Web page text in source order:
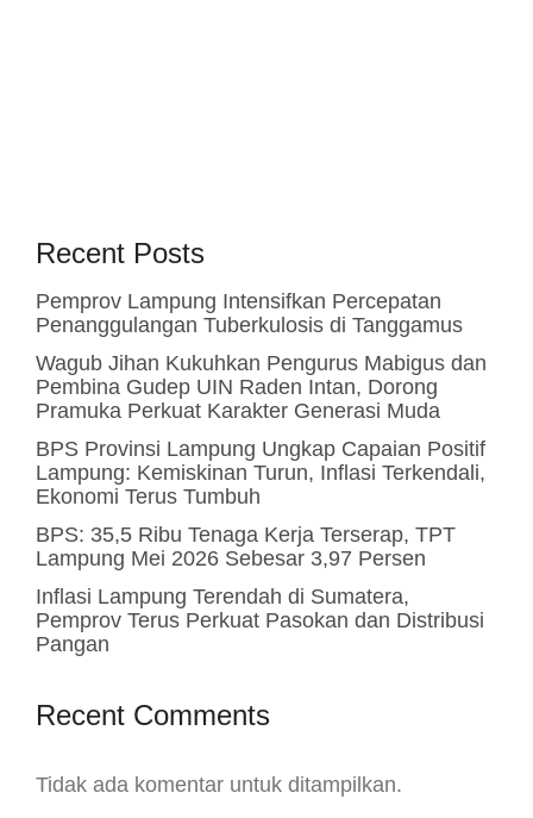
Recent Posts
Pemprov Lampung Intensifkan Percepatan
Penanggulangan Tuberkulosis di Tanggamus
Wagub Jihan Kukuhkan Pengurus Mabigus dan
Pembina Gudep UIN Raden Intan, Dorong
Pramuka Perkuat Karakter Generasi Muda
BPS Provinsi Lampung Ungkap Capaian Positif
Lampung: Kemiskinan Turun, Inflasi Terkendali,
Ekonomi Terus Tumbuh
BPS: 35,5 Ribu Tenaga Kerja Terserap, TPT
Lampung Mei 2026 Sebesar 3,97 Persen
Inflasi Lampung Terendah di Sumatera,
Pemprov Terus Perkuat Pasokan dan Distribusi
Pangan
Recent Comments
Tidak ada komentar untuk ditampilkan.